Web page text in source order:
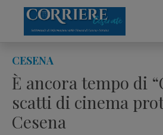
content
CESENA
È ancora tempo di
scatti di cinema
Cesena